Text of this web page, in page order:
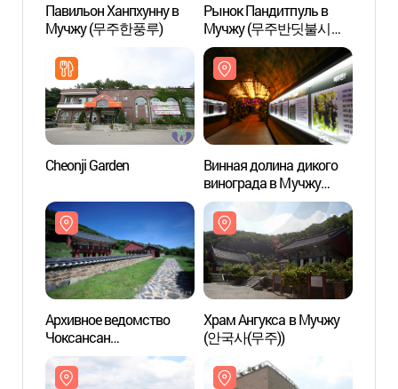
Павильон Ханпхунну в
Мучжу (무주한풍루)
Рынок Пандитпуль в
Мучжу (무주반딧불시장
(무주반딧불장터))
Cheonji Garden
Винная долина дикого
винограда в Мучжу
(무주머루와인동굴)
Архивное ведомство
Чоксансан
(적상산사고지)
Храм Ангукса в Мучжу
(안국사(무주))